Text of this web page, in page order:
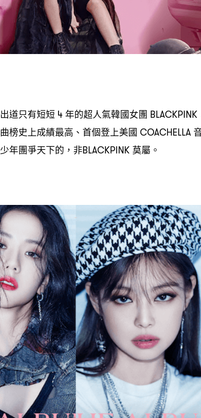
出道只有短短 4 年的超人氣韓國女團 BLACKPINK
曲榜史上成績最高、首個登上美國 COACHELLA
少年團爭天下的 ， 非BLACKPINK 莫屬。